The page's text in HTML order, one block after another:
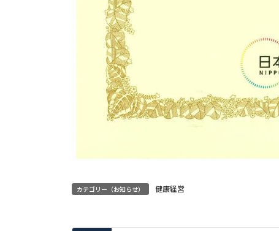
カテゴリー（お知らせ） 健康経営